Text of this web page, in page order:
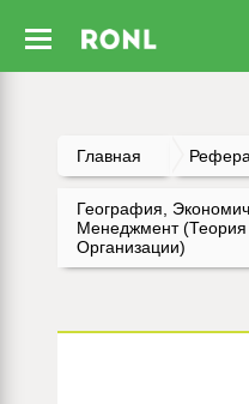
Главная
География,
Менеджмент
Организации)